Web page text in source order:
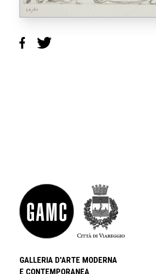
GALLERIA D'ARTE MODERNA
E CONTEMPORANEA